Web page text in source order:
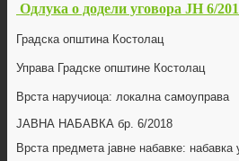
Одлука о додели уговора ЈН 6/
Градска општина Костолац
Управа Градске општине Костолац
Врста наручиоца: локална самоуправа
ЈАВНА НАБАВКА бр. 6/2018
Врста предмета јавне набавке: набавка